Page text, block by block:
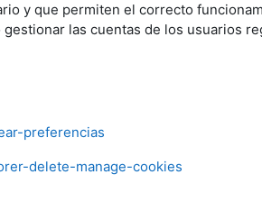
y que permiten el correcto
las cuentas de los usuarios
preferencias
delete-manage-cookies